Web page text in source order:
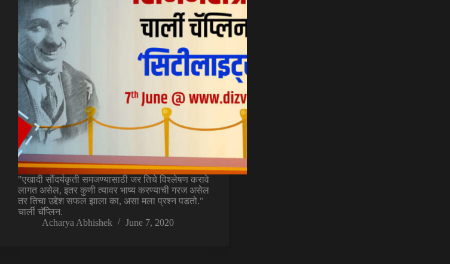
"एखादी सौंदर्यकृती समजण्यासाठी जर तिचे विश्लेषण करावे
लागत असेल, इतर कुणी त्यावर भाष्य करण्याची गरज असेल
तर तिचा उद्देश सफल झाला का, असा मला प्रश्न पडतो."
चार्ली चॅप्लिन.
Acharya Abhishek
June 7, 2020